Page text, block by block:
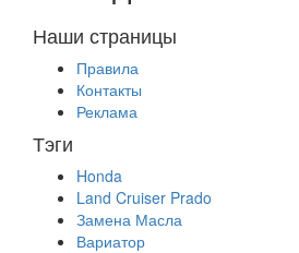
Наши страницы
Правила
Контакты
Реклама
Тэги
Honda
Land Cruiser Prado
Замена Масла
Вариатор